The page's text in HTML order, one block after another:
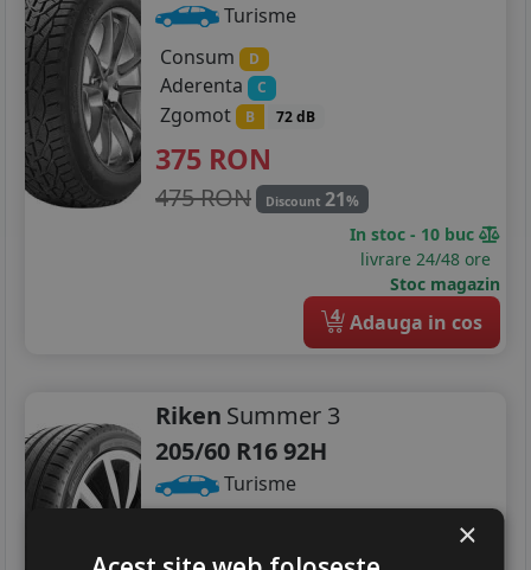
Turisme
Consum
D
Aderenta C
Zgomot B 72 dB
375 RON
475 RON Discount 21%
In stoc - 10 buc
livrare 24/48 ore
Stoc magazin
4 Adauga in cos
Riken Summer 3
205/60 R16 92H
Turisme
Aderenta
×